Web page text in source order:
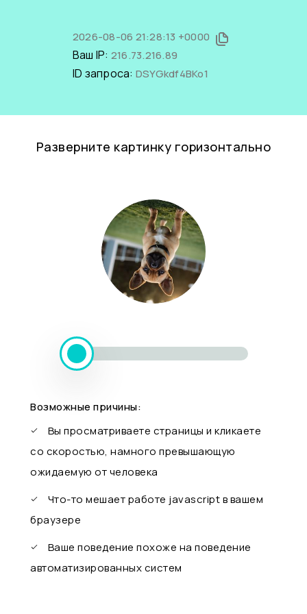
2026-08-06 21:28:13 +0000
Ваш IP: 216.73.216.89
ID запроса: DSYGkdf4BKo1
Разверните картинку горизонтально
Возможные причины:
Вы просматриваете страницы и кликаете
со скоростью, намного превышающую
ожидаемую от человека
Что-то мешает работе javascript в вашем
браузере
Ваше поведение похоже на поведение
автоматизированных систем